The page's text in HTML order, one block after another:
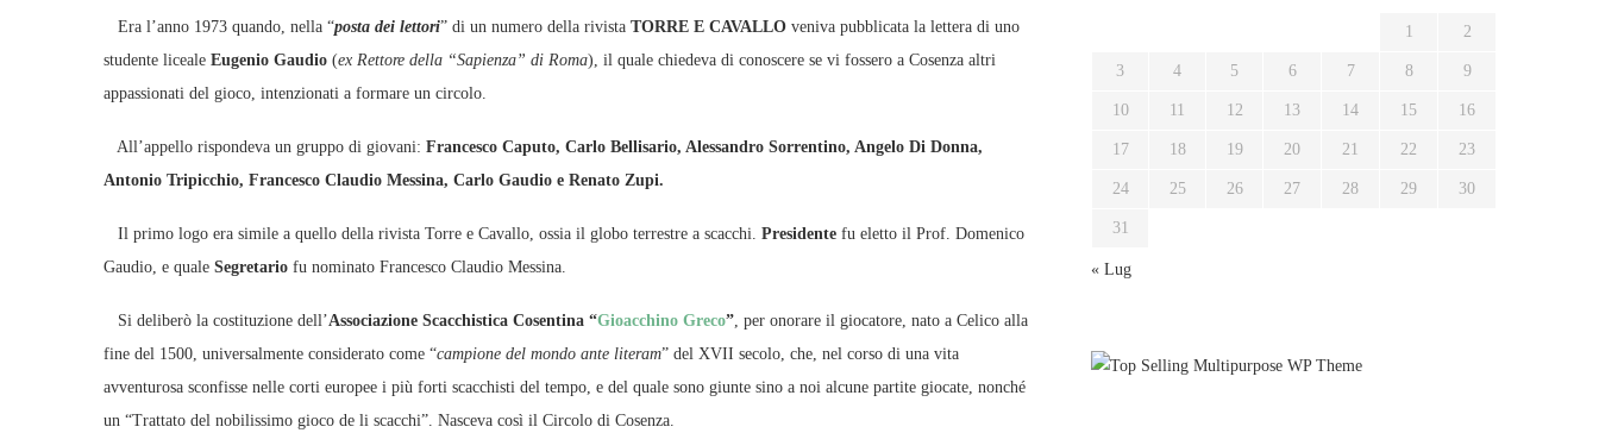
Era l’anno 1973 quando, nella “posta dei lettori” di un numero della rivista TORRE E CAVALLO veniva pubblicata la lettera di uno
studente liceale Eugenio Gaudio (ex Rettore della “Sapienza” di Roma), il quale chiedeva di conoscere se vi fossero a Cosenza altri
appassionati del gioco, intenzionati a formare un circolo.
All’appello rispondeva un gruppo di giovani: Francesco Caputo, Carlo Bellisario, Alessandro Sorrentino, Angelo Di Donna,
Antonio Tripicchio, Francesco Claudio Messina, Carlo Gaudio e Renato Zupi.
Il primo logo era simile a quello della rivista Torre e Cavallo, ossia il globo terrestre a scacchi. Presidente fu eletto il Prof. Domenico
Gaudio, e quale Segretario fu nominato Francesco Claudio Messina.
Si deliberò la costituzione dell’Associazione Scacchistica Cosentina “Gioacchino Greco”, per onorare il giocatore, nato a Celico alla
fine del 1500, universalmente considerato come “campione del mondo ante literam” del XVII secolo, che, nel corso di una vita
avventurosa sconfisse nelle corti europee i più forti scacchisti del tempo, e del quale sono giunte sino a noi alcune partite giocate, nonché
un “Trattato del nobilissimo gioco de li scacchi”. Nasceva così il Circolo di Cosenza.
1 2
3 4 5 6 7 8 9
10 11 12 13 14 15 16
17 18 19 20 21 22 23
24 25 26 27 28 29 30
31
« Lug